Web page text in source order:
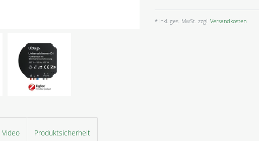
Video Produktsicherheit
* inkl. ges. MwSt. zzgl. Versandkosten